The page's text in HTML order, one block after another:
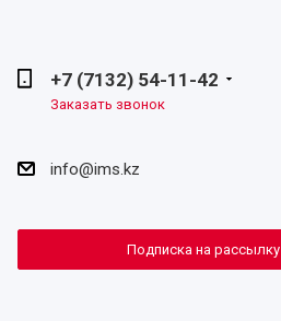
+7 (7132) 54-11-42
Заказать звонок
info@ims.kz
Подписка на рассылку